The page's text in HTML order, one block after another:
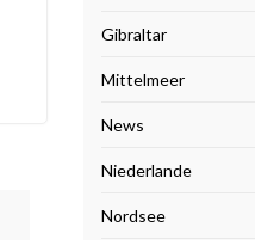
Gibraltar
Mittelmeer
News
Niederlande
Nordsee